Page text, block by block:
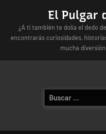
content
El Pulgar
¿A ti también te dolía el dedo
encontrarás curiosidades,
mucha
Buscar: